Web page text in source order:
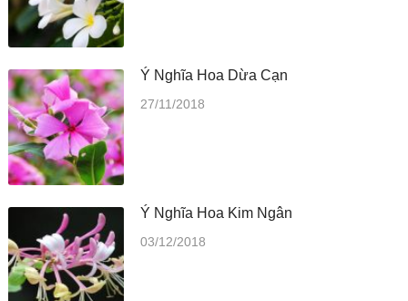
Ý Nghĩa Hoa Dừa Cạn
27/11/2018
Ý Nghĩa Hoa Kim Ngân
03/12/2018